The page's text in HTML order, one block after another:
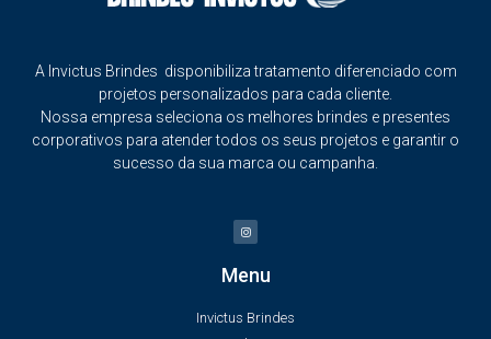
A Invictus Brindes disponibiliza tratamento diferenciado com
projetos personalizados para cada cliente.
Nossa empresa seleciona os melhores brindes e presentes
corporativos para atender todos os seus projetos e garantir o
sucesso da sua marca ou campanha.
Menu
Invictus Brindes